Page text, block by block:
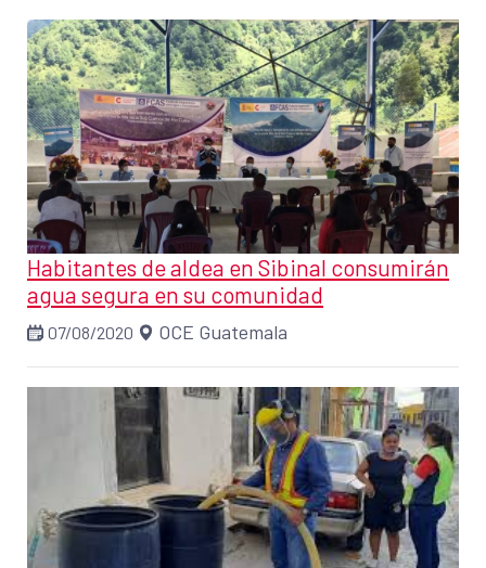
Habitantes de aldea en Sibinal consumirán
agua segura en su comunidad
07/08/2020 OCE Guatemala